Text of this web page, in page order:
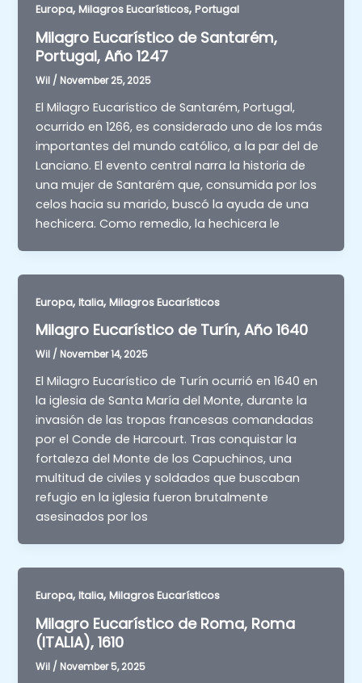
Europa,Milagros Eucarísticos,Portugal
Milagro Eucarístico de Santarém,
Portugal, Año 1247
Wil / November 25, 2025
El Milagro Eucarístico de Santarém, Portugal,
ocurrido en 1266, es considerado uno de los más
importantes del mundo católico, a la par del de
Lanciano. El evento central narra la historia de
una mujer de Santarém que, consumida por los
celos hacia su marido, buscó la ayuda de una
hechicera. Como remedio, la hechicera le
Europa,Italia,Milagros Eucarísticos
Milagro Eucarístico de Turín, Año 1640
Wil / November 14, 2025
El Milagro Eucarístico de Turín ocurrió en 1640 en
la iglesia de Santa María del Monte, durante la
invasión de las tropas francesas comandadas
por el Conde de Harcourt. Tras conquistar la
fortaleza del Monte de los Capuchinos, una
multitud de civiles y soldados que buscaban
refugio en la iglesia fueron brutalmente
asesinados por los
Europa,Italia,Milagros Eucarísticos
Milagro Eucarístico de Roma, Roma
(ITALIA), 1610
Wil / November 5, 2025